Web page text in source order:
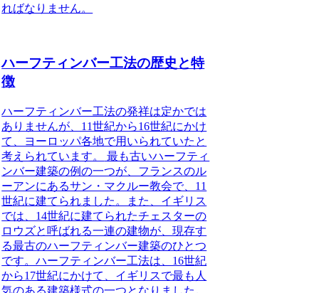
ればなりません。
ハーフティンバー工法の歴史と特
徴
ハーフティンバー工法の発祥は定かでは
ありませんが、11世紀から16世紀にかけ
て、ヨーロッパ各地で用いられていたと
考えられています。
最も古いハーフティ
ンバー建築の例の一つが、フランスのル
ーアンにあるサン・マクルー教会で、11
世紀に建てられました。また、イギリス
では、14世紀に建てられたチェスターの
ロウズと呼ばれる一連の建物が、現存す
る最古のハーフティンバー建築のひとつ
です。ハーフティンバー工法は、16世紀
から17世紀にかけて、イギリスで最も人
気のある建築様式の一つとなりました。